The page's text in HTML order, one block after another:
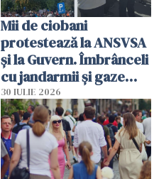
Mii de ciobani
protestează la ANSVSA
și la Guvern. Îmbrânceli
cu jandarmii și gaze
lacrimogene
30 IULIE 2026